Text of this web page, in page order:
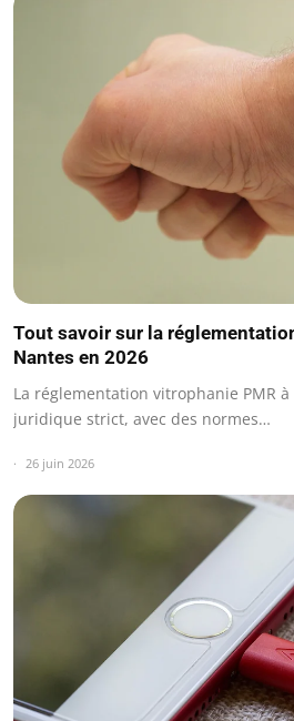
Tout savoir sur la
Nantes en 2026
La réglementation vitrophanie PMR
juridique strict, avec des normes…
26 juin 2026